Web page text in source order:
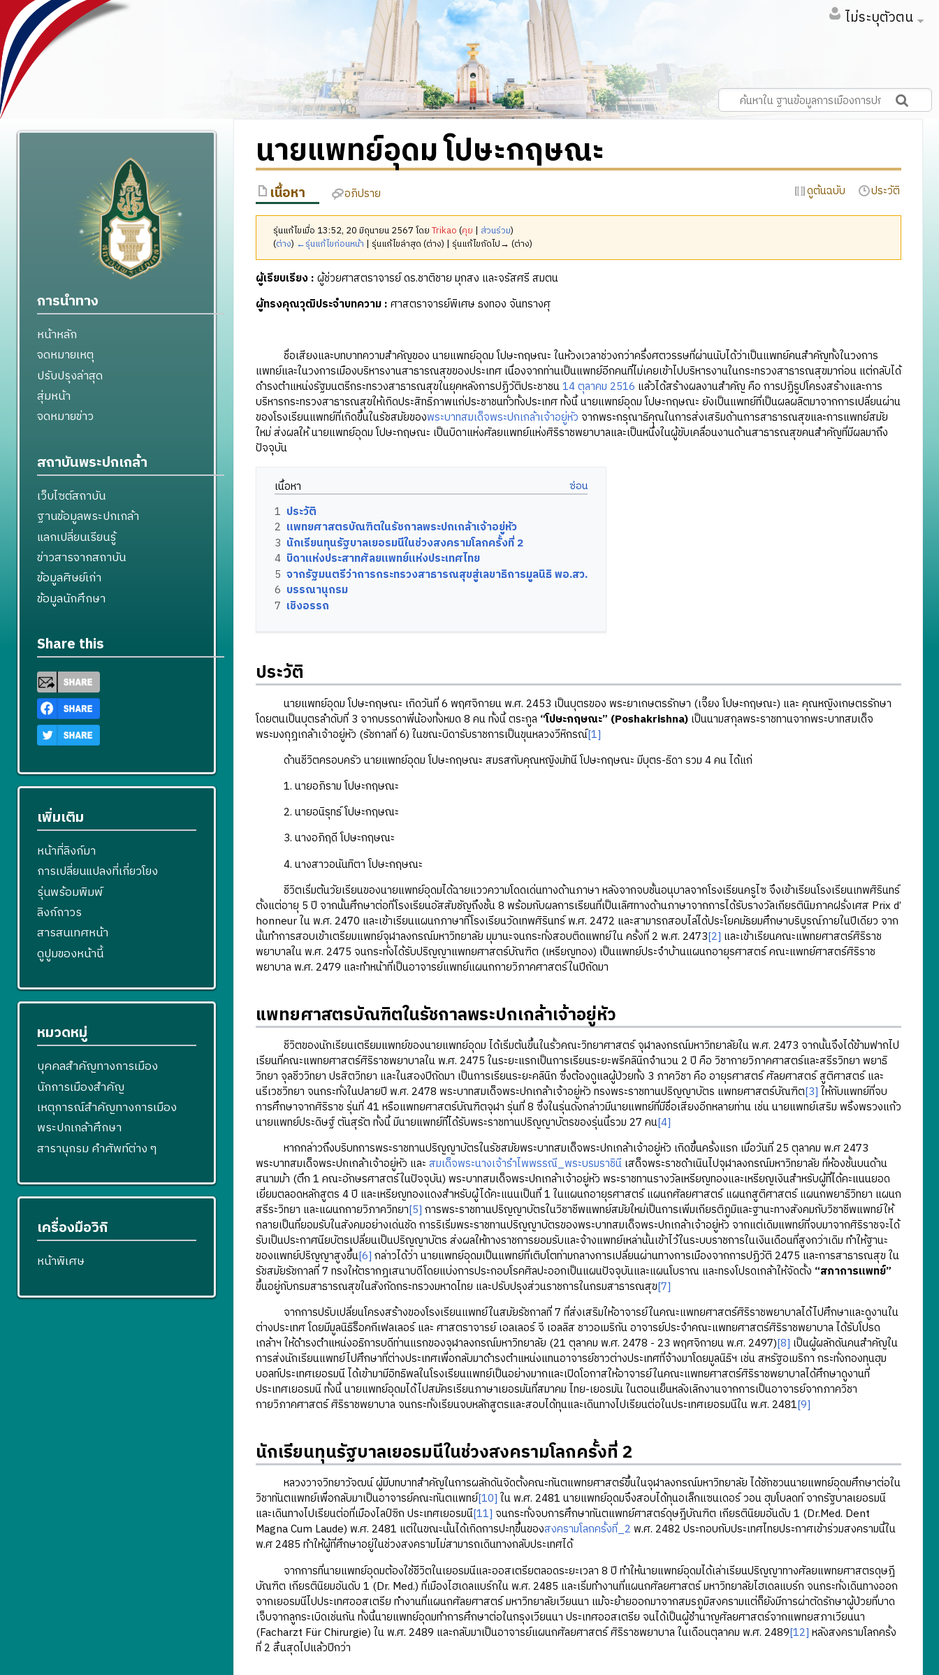
ไม่ระบุตัวตน
นายแพทย์อุดม โปษะกฤษณะ
เนื้อหา อภิปราย ดูต้นฉบับ ประวัติ
รุ่นแก้ไขเมื่อ 13:52, 20 มิถุนายน 2567 โดยTrikao (คุย | ส่วนร่วม)
(ต่าง) ←รุ่นแก้ไขก่อนหน้า | รุ่นแก้ไขล่าสุด (ต่าง) | รุ่นแก้ไขถัดไป→ (ต่าง)
ผู้เรียบเรียง : ผู้ช่วยศาสตราจารย์ ดร.ชาติชาย มุกสง และจรัสศรี สมตน
ผู้ทรงคุณวุฒิประจำบทความ : ศาสตราจารย์พิเศษ ธงทอง จันทรางศุ
ชื่อเสียงและบทบาทความสำคัญของ นายแพทย์อุดม โปษะกฤษณะ ในห้วงเวลาช่วงกว่าครึ่งศตวรรษที่ผ่านนับได้ว่าเป็นแพทย์คนสำคัญทั้งในวงการ
แพทย์และในวงการเมืองบริหารงานสาธารณสุขของประเทศ เนื่องจากท่านเป็นแพทย์อีกคนที่ไม่เคยเข้าไปบริหารงานในกระทรวงสาธารณสุขมาก่อน แต่กลับได้
ดำรงตำแหน่งรัฐมนตรีกระทรวงสาธารณสุขในยุคหลังการปฏิวัติประชาชน14 ตุลาคม 2516 แล้วได้สร้างผลงานสำคัญ คือ การปฏิรูปโครงสร้างและการ
บริหารกระทรวงสาธารณสุขให้เกิดประสิทธิภาพแก่ประชาชนทั่วทั้งประเทศ ทั้งนี้ นายแพทย์อุดม โปษะกฤษณะ ยังเป็นแพทย์ที่เป็นผลผลิตมาจากการเปลี่ยนผ่าน
ของโรงเรียนแพทย์ที่เกิดขึ้นในรัชสมัยของพระบาทสมเด็จพระปกเกล้าเจ้าอยู่หัว จากพระกรุณาธิคุณในการส่งเสริมด้านการสาธารณสุขและการแพทย์สมัย
ใหม่ ส่งผลให้ นายแพทย์อุดม โปษะกฤษณะ เป็นบิดาแห่งศัลยแพทย์แห่งศิริราชพยาบาลและเป็นหนึ่งในผู้ขับเคลื่อนงานด้านสาธารณสุขคนสำคัญที่มีผลมาถึง
ปัจจุบัน
เนื้อหา
1 ประวัติ
2 แพทยศาสตรบัณฑิตในรัชกาลพระปกเกล้าเจ้าอยู่หัว
3 นักเรียนทุนรัฐบาลเยอรมนีในช่วงสงครามโลกครั้งที่ 2
4 บิดาแห่งประสาทศัลยแพทย์แห่งประเทศไทย
5 จากรัฐมนตรีว่าการกระทรวงสาธารณสุขสู่เลขาธิการมูลนิธิ พอ.สว.
6 บรรณานุกรม
7 เชิงอรรถ
ประวัติ
นายแพทย์อุดม โปษะกฤษณะ เกิดวันที่ 6 พฤศจิกายน พ.ศ. 2453 เป็นบุตรของ พระยาเกษตรรักษา (เจี๊ยง โปษะกฤษณะ) และ คุณหญิงเกษตรรักษา
โดยตนเป็นบุตรลำดับที่ 3 จากบรรดาพี่น้องทั้งหมด 8 คน ทั้งนี้ ตระกูล “โปษะกฤษณะ” (Poshakrishna)เป็นนามสกุลพระราชทานจากพระบาทสมเด็จ
พระมงกุฎเกล้าเจ้าอยู่หัว (รัชกาลที่ 6) ในขณะบิดารับราชการเป็นขุนหลวงวีหิกรณ์[1]
ด้านชีวิตครอบครัว นายแพทย์อุดม โปษะกฤษณะ สมรสกับคุณหญิงมัทนี โปษะกฤษณะ มีบุตร-ธิดา รวม 4 คน ได้แก่
1. นายอภิราม โปษะกฤษณะ
2. นายอนิรุทธ์ โปษะกฤษณะ
3. นางอภิฤดี โปษะกฤษณะ
4. นางสาวอนันทิตา โปษะกฤษณะ
ชีวิตเริ่มต้นวัยเรียนของนายแพทย์อุดมได้ฉายแววความโดดเด่นทางด้านภาษา หลังจากจบชั้นอนุบาลจากโรงเรียนครูไซ จึงเข้าเรียนโรงเรียนเทพศิรินทร์
ตั้งแต่อายุ 5 ปี จากนั้นศึกษาต่อที่โรงเรียนอัสสัมชัญถึงชั้น 8 พร้อมกับผลการเรียนที่เป็นเลิศทางด้านภาษาจากการได้รับรางวัลเกียรตินิมภาคฝรั่งเศส Prix d’
honneur ใน พ.ศ. 2470 และเข้าเรียนแผนกภาษาที่โรงเรียนวัดเทพศิรินทร์ พ.ศ. 2472 และสามารถสอบไล่ได้ประโยคมัธยมศึกษาบริบูรณ์ภายในปีเดียว จาก
นั้นทำการสอบเข้าเตรียมแพทย์จุฬาลงกรณ์มหาวิทยาลัย มุมานะจนกระทั่งสอบติดแพทย์ใน ครั้งที่ 2 พ.ศ. 2473[2] และเข้าเรียนคณะแพทยศาสตร์ศิริราช
พยาบาลใน พ.ศ. 2475 จนกระทั่งได้รับปริญญาแพทยศาสตร์บัณฑิต (เหรียญทอง) เป็นแพทย์ประจำบ้านแผนกอายุรศาสตร์ คณะแพทย์ศาสตร์ศิริราช
พยาบาล พ.ศ. 2479 และทำหน้าที่เป็นอาจารย์แพทย์แผนกกายวิภาคศาสตร์ในปีถัดมา
แพทยศาสตรบัณฑิตในรัชกาลพระปกเกล้าเจ้าอยู่หัว
ชีวิตของนักเรียนเตรียมแพทย์ของนายแพทย์อุดม ได้เริ่มต้นขึ้นในรั้วคณะวิทยาศาสตร์ จุฬาลงกรณ์มหาวิทยาลัยใน พ.ศ. 2473 จากนั้นจึงได้ข้ามฟากไป
เรียนที่คณะแพทยศาสตร์ศิริราชพยาบาลใน พ.ศ. 2475 ในระยะแรกเป็นการเรียนระยะพรีคลินิกจำนวน 2 ปี คือ วิชากายวิภาคศาสตร์และสรีรวิทยา พยาธิ
วิทยา จุลชีววิทยา ปรสิตวิทยา และในสองปีถัดมา เป็นการเรียนระยะคลินิก ซึ่งต้องดูแลผู้ป่วยทั้ง 3 ภาควิชา คือ อายุรศาสตร์ ศัลยศาสตร์ สูติศาสตร์ และ
นรีเวชวิทยา จนกระทั่งในปลายปี พ.ศ. 2478 พระบาทสมเด็จพระปกเกล้าเจ้าอยู่หัว ทรงพระราชทานปริญญาบัตร แพทยศาสตร์บัณฑิต[3] ให้กับแพทย์ที่จบ
การศึกษาจากศิริราช รุ่นที่ 41 หรือแพทยศาสตร์บัณฑิตจุฬา รุ่นที่ 8 ซึ่งในรุ่นดังกล่าวมีนายแพทย์ที่มีชื่อเสียงอีกหลายท่าน เช่น นายแพทย์เสริม พริ้งพรวงแก้ว
นายแพทย์ประดิษฐ์ ตันสุรัต ทั้งนี้ มีนายแพทย์ที่ได้รับพระราชทานปริญญาบัตรของรุ่นนี้รวม 27 คน[4]
หากกล่าวถึงบริบทการพระราชทานปริญญาบัตรในรัชสมัยพระบาทสมเด็จพระปกเกล้าเจ้าอยู่หัว เกิดขึ้นครั้งแรก เมื่อวันที่ 25 ตุลาคม พ.ศ 2473
พระบาทสมเด็จพระปกเกล้าเจ้าอยู่หัว และ สมเด็จพระนางเจ้ารำไพพรรณี_พระบรมราชินีเสด็จพระราชดำเนินไปจุฬาลงกรณ์มหาวิทยาลัย ที่ห้องชั้นบนด้าน
สนามม้า (ตึก 1 คณะอักษรศาสตร์ในปัจจุบัน) พระบาทสมเด็จพระปกเกล้าเจ้าอยู่หัว พระราชทานรางวัลเหรียญทองและเหรียญเงินสำหรับผู้ที่ได้คะแนนยอด
เยี่ยมตลอดหลักสูตร 4 ปี และเหรียญทองแดงสำหรับผู้ได้คะแนนเป็นที่ 1 ในแผนกอายุรศาสตร์ แผนกศัลยศาสตร์ แผนกสูติศาสตร์ แผนกพยาธิวิทยา แผนก
สรีระวิทยา และแผนกกายวิภาควิทยา[5] การพระราชทานปริญญาบัตรในวิชาชีพแพทย์สมัยใหม่เป็นการเพิ่มเกียรติภูมิและฐานะทางสังคมกับวิชาชีพแพทย์ให้
กลายเป็นที่ยอมรับในสังคมอย่างเด่นชัด การริเริ่มพระราชทานปริญญาบัตรของพระบาทสมเด็จพระปกเกล้าเจ้าอยู่หัว จากแต่เดิมแพทย์ที่จบมาจากศิริราชจะได้
รับเป็นประกาศนียบัตรเปลี่ยนเป็นปริญญาบัตร ส่งผลให้ทางราชการยอมรับและจ้างแพทย์เหล่านั้นเข้าไว้ในระบบราชการในเงินเดือนที่สูงกว่าเดิม ทำให้ฐานะ
ของแพทย์ปริญญาสูงขึ้น[6] กล่าวได้ว่า นายแพทย์อุดมเป็นแพทย์ที่เติบโตท่ามกลางการเปลี่ยนผ่านทางการเมืองจากการปฏิวัติ 2475 และการสาธารณสุข ใน
รัชสมัยรัชกาลที่ 7 ทรงให้ตรากฎเสนาบดีโดยแบ่งการประกอบโรคศิลปะออกเป็นแผนปัจจุบันและแผนโบราณ และทรงโปรดเกล้าให้จัดตั้ง “สภาการแพทย์”
ขึ้นอยู่กับกรมสาธารณสุขในสังกัดกระทรวงมหาดไทย และปรับปรุงส่วนราชการในกรมสาธารณสุข[7]
จากการปรับเปลี่ยนโครงสร้างของโรงเรียนแพทย์ในสมัยรัชกาลที่ 7 ที่ส่งเสริมให้อาจารย์ในคณะแพทยศาสตร์ศิริราชพยาบาลได้ไปศึกษาและดูงานใน
ต่างประเทศ โดยมีมูลนิธิร็อคกีเฟลเลอร์ และ ศาสตราจารย์ เอลเลอร์ จี เอลลิส ชาวอเมริกัน อาจารย์ประจำคณะแพทยศาสตร์ศิริราชพยาบาล ได้รับโปรด
เกล้าฯ ให้ดำรงตำแหน่งอธิการบดีท่านแรกของจุฬาลงกรณ์มหาวิทยาลัย (21 ตุลาคม พ.ศ. 2478 - 23 พฤศจิกายน พ.ศ. 2497)[8] เป็นผู้ผลักดันคนสำคัญใน
การส่งนักเรียนแพทย์ไปศึกษาที่ต่างประเทศเพื่อกลับมาดำรงตำแหน่งแทนอาจารย์ชาวต่างประเทศที่จ้างมาโดยมูลนิธิฯ เช่น สหรัฐอเมริกา กระทั่งกองทุนฮุม
บอลท์ประเทศเยอรมนี ได้เข้ามามีอิทธิพลในโรงเรียนแพทย์เป็นอย่างมากและเปิดโอกาสให้อาจารย์ในคณะแพทยศาสตร์ศิริราชพยาบาลได้ศึกษาดูงานที่
ประเทศเยอรมนี ทั้งนี้ นายแพทย์อุดมได้ไปสมัครเรียนภาษาเยอรมันที่สมาคม ไทย-เยอรมัน ในตอนเย็นหลังเลิกงานจากการเป็นอาจารย์จากภาควิชา
กายวิภาคศาสตร์ ศิริราชพยาบาล จนกระทั่งเรียนจบหลักสูตรและสอบได้ทุนและเดินทางไปเรียนต่อในประเทศเยอรมนีใน พ.ศ. 2481[9]
นักเรียนทุนรัฐบาลเยอรมนีในช่วงสงครามโลกครั้งที่ 2
หลวงวาจวิทยาวัจฒน์ ผู้มีบทบาทสำคัญในการผลักดันจัดตั้งคณะทันตแพทยศาสตร์ขึ้นในจุฬาลงกรณ์มหาวิทยาลัย ได้ชักชวนนายแพทย์อุดมศึกษาต่อใน
วิชาทันตแพทย์เพื่อกลับมาเป็นอาจารย์คณะทันตแพทย์[10] ใน พ.ศ. 2481 นายแพทย์อุดมจึงสอบได้ทุนอเล็กแซนเดอร์ วอน ฮุมโบลดท์ จากรัฐบาลเยอรมนี
และเดินทางไปเรียนต่อที่เมืองไลป์ซิก ประเทศเยอรมนี[11] จนกระทั่งจบการศึกษาทันตแพทย์ศาสตร์ดุษฎีบัณฑิต เกียรตินิยมอันดับ 1 (Dr.Med. Dent
Magna Cum Laude) พ.ศ. 2481 แต่ในขณะนั้นได้เกิดการปะทุขึ้นของสงครามโลกครั้งที่_2 พ.ศ. 2482 ประกอบกับประเทศไทยประกาศเข้าร่วมสงครามนี้ใน
พ.ศ 2485 ทำให้ผู้ที่ศึกษาอยู่ในช่วงสงครามไม่สามารถเดินทางกลับประเทศได้
จากการที่นายแพทย์อุดมต้องใช้ชีวิตในเยอรมนีและออสเตรียตลอดระยะเวลา 8 ปี ทำให้นายแพทย์อุดมได้เล่าเรียนปริญญาทางศัลยแพทยศาสตรดุษฎี
บัณฑิต เกียรตินิยมอันดับ 1 (Dr. Med.) ที่เมืองไฮเดลแบร์กใน พ.ศ. 2485 และเริ่มทำงานที่แผนกศัลยศาสตร์ มหาวิทยาลัยไฮเดลแบร์ก จนกระทั่งเดินทางออก
จากเยอรมนีไปประเทศออสเตรีย ทำงานที่แผนกศัลยศาสตร์ มหาวิทยาลัยเวียนนา แม้จะย้ายออกมาจากสมรภูมิสงครามแต่ก็ยังมีการผ่าตัดรักษาผู้ป่วยที่บาด
เจ็บจากลูกระเบิดเช่นกัน ทั้งนี้นายแพทย์อุดมทำการศึกษาต่อในกรุงเวียนนา ประเทศออสเตรีย จนได้เป็นผู้ชำนาญศัลยศาสตร์จากแพทยสภาเวียนนา
(Facharzt Für Chirurgie) ใน พ.ศ. 2489 และกลับมาเป็นอาจารย์แผนกศัลยศาสตร์ ศิริราชพยาบาล ในเดือนตุลาคม พ.ศ. 2489[12] หลังสงครามโลกครั้ง
ที่ 2 สิ้นสุดไปแล้วปีกว่า
การนำทาง
หน้าหลัก
จดหมายเหตุ
ปรับปรุงล่าสุด
สุ่มหน้า
จดหมายข่าว
สถาบันพระปกเกล้า
เว็บไซต์สถาบัน
ฐานข้อมูลพระปกเกล้า
แลกเปลี่ยนเรียนรู้
ข่าวสารจากสถาบัน
ข้อมูลศิษย์เก่า
ข้อมูลนักศึกษา
Share this
เพิ่มเติม
หน้าที่ลิงก์มา
การเปลี่ยนแปลงที่เกี่ยวโยง
รุ่นพร้อมพิมพ์
ลิงก์ถาวร
สารสนเทศหน้า
ดูปูมของหน้านี้
หมวดหมู่
บุคคลสำคัญทางการเมือง
นักการเมืองสำคัญ
เหตุการณ์สำคัญทางการเมือง
พระปกเกล้าศึกษา
สารานุกรม คำศัพท์ต่าง ๆ
เครื่องมือวิกิ
หน้าพิเศษ